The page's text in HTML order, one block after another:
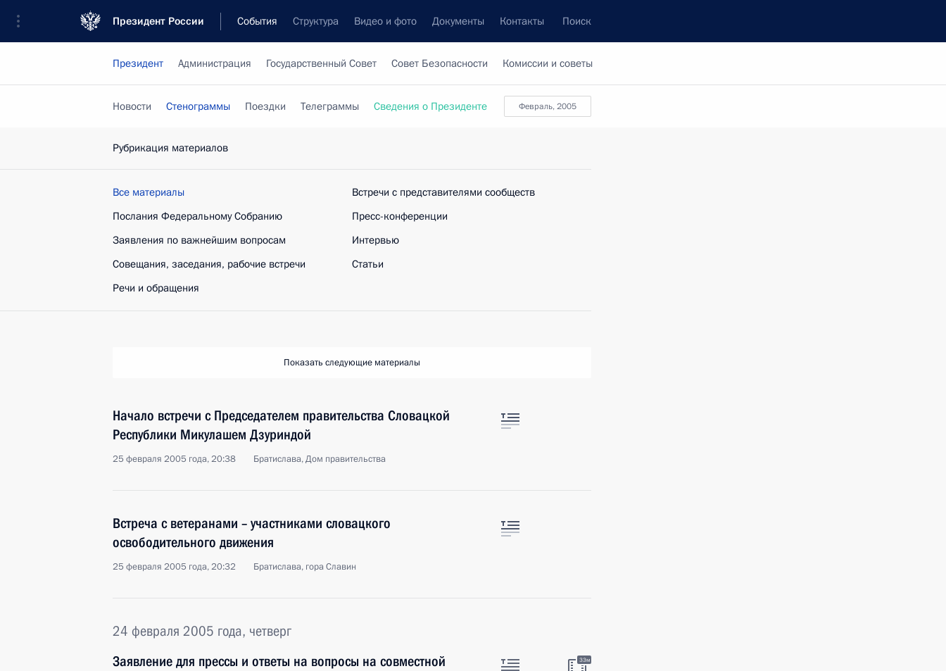
Президент России События Структура Видео и фото Документы Контакты Поиск
Президент Администрация Государственный Совет Совет Безопасности Комиссии и советы
февраль, 2005
Новости Стенограммы Поездки Телеграммы Сведения о Президенте
Рубрикация материалов
Все материалы
Послания Федеральному Собранию
Заявления по важнейшим вопросам
Совещания, заседания, рабочие встречи
Речи и обращения
Встречи с представителями сообществ
Пресс-конференции
Интервью
Статьи
Показать следующие материалы
Начало встречи с Председателем правительства Словацкой
Республики Микулашем Дзуриндой
25 февраля 2005 года, 20:38 Братислава, Дом правительства
Встреча с ветеранами – участниками словацкого
освободительного движения
25 февраля 2005 года, 20:32 Братислава, гора Славин
24 февраля 2005 года, четверг
Заявление для прессы и ответы на вопросы на совместной
33м